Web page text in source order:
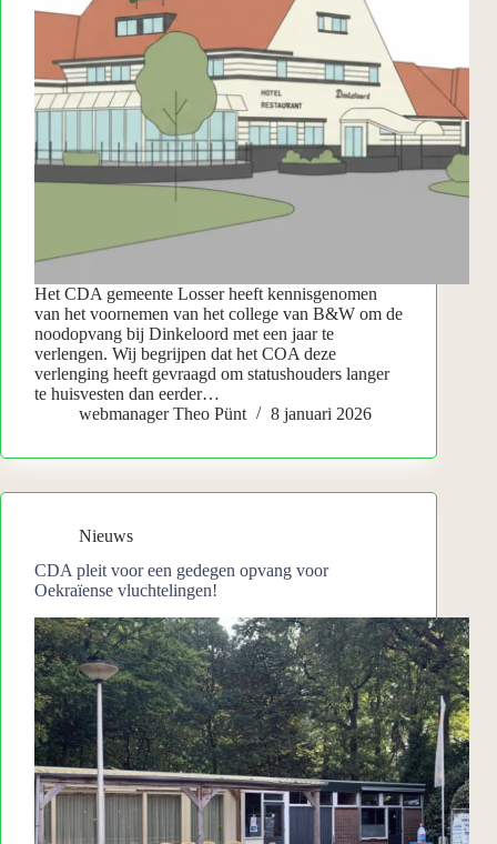
Het CDA gemeente Losser heeft kennisgenomen
van het voornemen van het college van B&W om de
noodopvang bij Dinkeloord met een jaar te
verlengen. Wij begrijpen dat het COA deze
verlenging heeft gevraagd om statushouders langer
te huisvesten dan eerder…
webmanager Theo Pünt
8 januari 2026
Nieuws
CDA pleit voor een gedegen opvang voor
Oekraïense vluchtelingen!